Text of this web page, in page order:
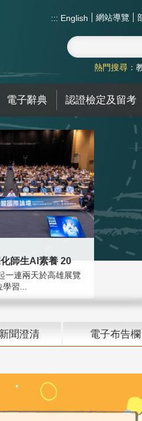
::: English 網站導覽
熱門搜尋：
電子辭典 認證檢定及留考
師生AI素養 20
一連兩天於高雄展覽
習...
聞澄清 電子布告欄